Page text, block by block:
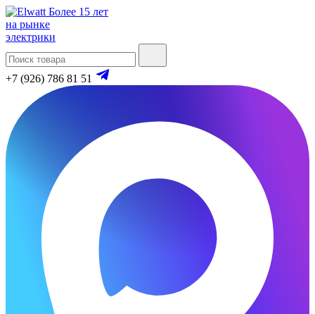
Более 15 лет
на рынке
электрики
+7 (926) 786 81 51